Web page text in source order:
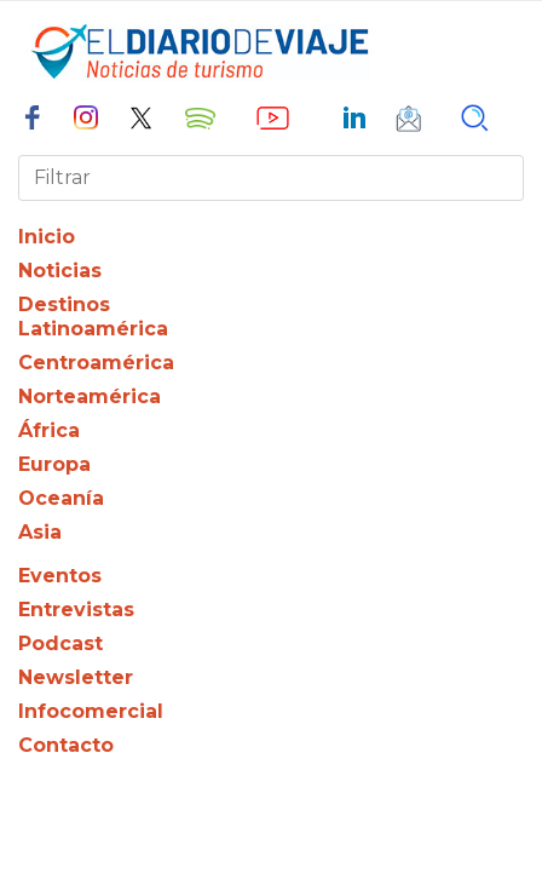
Inicio
Noticias
Destinos
Latinoamérica
Centroamérica
Norteamérica
África
Europa
Oceanía
Asia
Eventos
Entrevistas
Podcast
Newsletter
Infocomercial
Contacto